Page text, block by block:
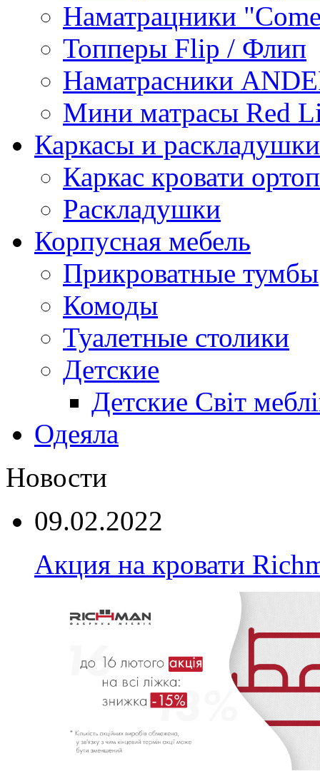
Наматрацники
Топперы Flip / Флип
Наматрасники
Мини матрасы Red
Каркасы и раскладушки
Каркас кровати
Раскладушки
Корпусная мебель
Прикроватные тумбы
Комоды
Туалетные столики
Детские
Детские Світ
Одеяла
Новости
09.02.2022
Акция на кровати